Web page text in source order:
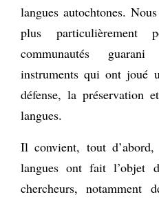
langues autochtones.
plus particulièrement
communautés
instruments qui ont joué
défense, la préservation
langues.
Il convient, tout
langues ont fait l’objet
chercheurs, notamment